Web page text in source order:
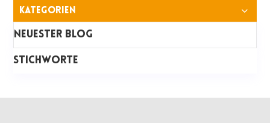
Kategorien
Neuester Blog
STICHWORTE